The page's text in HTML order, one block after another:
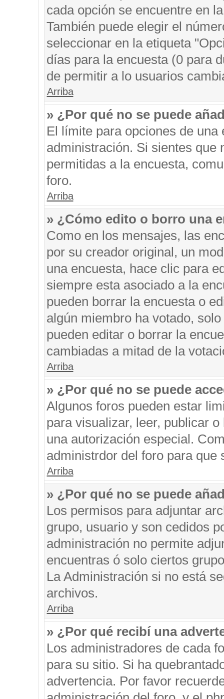
cada opción se encuentre en
También puede elegir el
seleccionar en la etiqueta
días para la encuesta (0 para
de permitir a lo usuarios
Arriba
» ¿Por qué no se puede
El límite para opciones de una
administración. Si sientes que
permitidas a la encuesta,
foro.
Arriba
» ¿Cómo edito o borro una
Como en los mensajes, las
por su creador original, un
una encuesta, hace clic para
siempre esta asociado a la
pueden borrar la encuesta o
algún miembro ha votado,
pueden editar o borrar la
cambiadas a mitad de la
Arriba
» ¿Por qué no se puede
Algunos foros pueden estar
para visualizar, leer, publicar
una autorización especial.
administrdor del foro para que
Arriba
» ¿Por qué no se puede
Los permisos para adjuntar
grupo, usuario y son cedidos
administración no permite
encuentras ó solo ciertos
La Administración si no está
archivos.
Arriba
» ¿Por qué recibí una
Los administradores de cada
para su sitio. Si ha
advertencia. Por favor